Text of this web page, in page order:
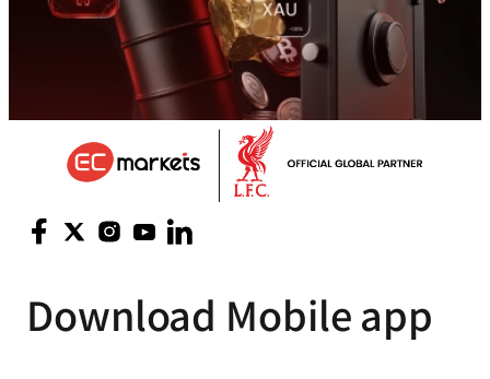
Download Mobile app